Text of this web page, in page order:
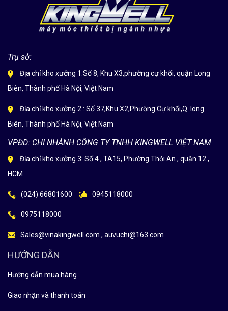
Trụ sở:
Địa chỉ kho xưởng 1:Số 8, Khu X3,phường cự khối, quận Long
Biên, Thành phố Hà Nội, Việt Nam
Địa chỉ kho xưởng 2 : Số 37,Khu X2,Phường Cự khối,Q. long
Biên, Thành phố Hà Nội, Việt Nam
VPĐD: CHI NHÁNH CÔNG TY TNHH KINGWELL VIỆT NAM
Địa chỉ kho xưởng 3: Số 4 , TA15, Phường Thới An , quận 12 ,
HCM
(024) 66801600 0945118000
0975118000
Sales@vinakingwell.com , auvuchi@163.com
HƯỚNG DẪN
Hướng dẫn mua hàng
Giao nhận và thanh toán